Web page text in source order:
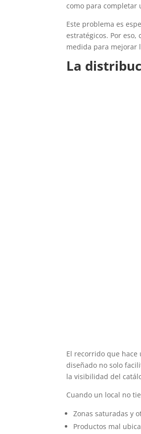
como para completar
Este problema es
estratégicos. Por
medida para mejorar
La
El recorrido que
diseñado no solo
la visibilidad del
Cuando un local no
Zonas saturadas y
Productos mal